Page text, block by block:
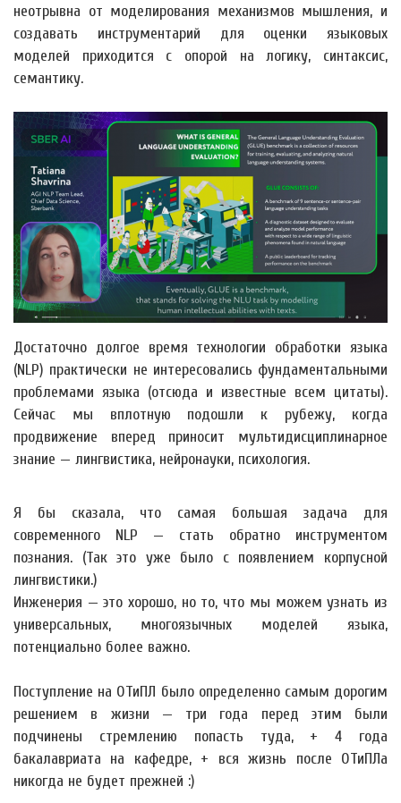
неотрывна от моделирования механизмов мышления, и
создавать инструментарий для оценки языковых
моделей приходится с опорой на логику, синтаксис,
семантику.
Достаточно долгое время технологии обработки языка
(NLP) практически не интересовались фундаментальными
проблемами языка (отсюда и известные всем цитаты).
Сейчас мы вплотную подошли к рубежу, когда
продвижение вперед приносит мультидисциплинарное
знание — лингвистика, нейронауки, психология.
Я бы сказала, что cамая большая задача для
современного NLP — стать обратно инструментом
познания. (Так это уже было с появлением корпусной
лингвистики.)
Инженерия — это хорошо, но то, что мы можем узнать из
универсальных, многоязычных моделей языка,
потенциально более важно.
Поступление на ОТиПЛ было определенно самым дорогим
решением в жизни — три года перед этим были
подчинены стремлению попасть туда, + 4 года
бакалавриата на кафедре, + вся жизнь после ОТиПЛа
никогда не будет прежней :)